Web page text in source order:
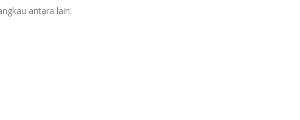
antara lain: